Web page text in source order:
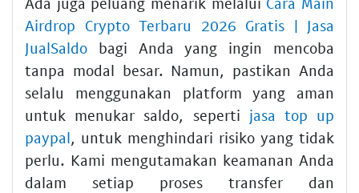
Airdrop Crypto Terbaru 2026 Gratis | Jasa
JualSaldo bagi Anda yang ingin mencoba
tanpa modal besar. Namun, pastikan Anda
selalu menggunakan platform yang aman
untuk menukar saldo, seperti jasa top up
paypal, untuk menghindari risiko yang tidak
perlu. Kami mengutamakan keamanan Anda
dalam setiap proses transfer dan